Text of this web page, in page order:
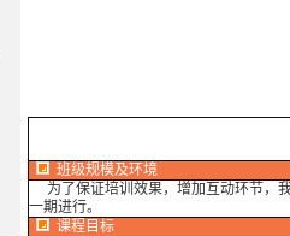
班级规模及环境
为了保证培训效果，增加互动环节，
一期进行。
课程目标